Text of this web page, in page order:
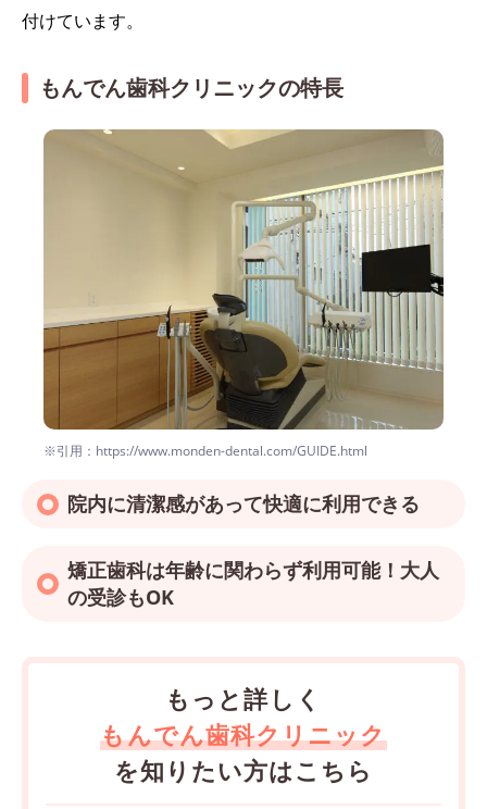
付けています。
もんでん歯科クリニックの特長
※引用：https://www.monden-dental.com/GUIDE.html
院内に清潔感があって快適に利用できる
矯正歯科は年齢に関わらず利用可能！大人
の受診もOK
もっと詳しく
もんでん歯科クリニック
を知りたい方はこちら